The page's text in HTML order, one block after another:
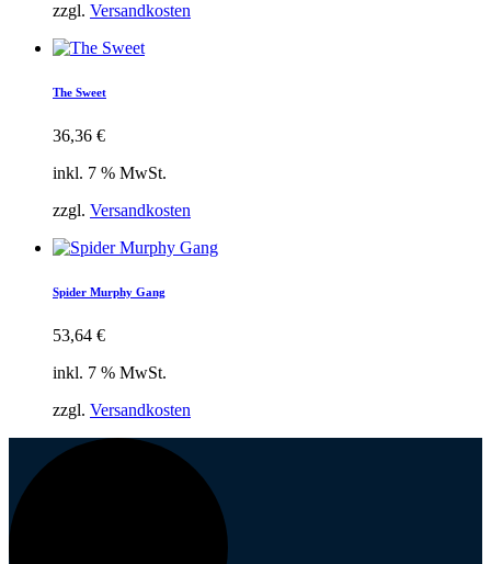
zzgl. Versandkosten
The Sweet
36,36 €
inkl. 7 % MwSt.
zzgl. Versandkosten
Spider Murphy Gang
53,64 €
inkl. 7 % MwSt.
zzgl. Versandkosten